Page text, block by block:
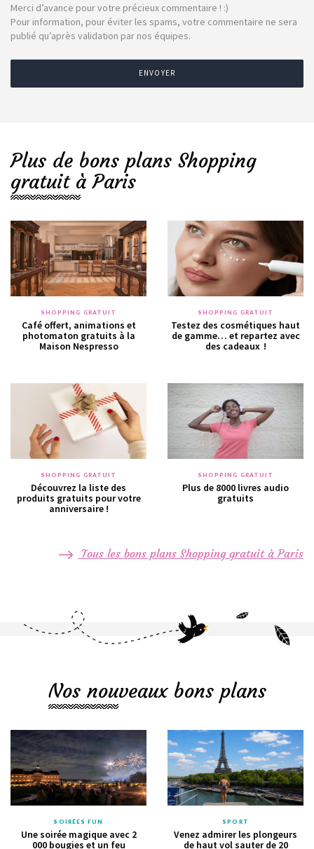
Merci d’avance pour votre précieux commentaire ! :)
Pour information, pour éviter les spams, votre commentaire ne sera
publié qu’après validation par nos équipes.
ENVOYER
Plus de bons plans Shopping
gratuit à Paris
SHOPPING GRATUIT
Café offert, animations et
photomaton gratuits à la
Maison Nespresso
SHOPPING GRATUIT
Testez des cosmétiques haut
de gamme… et repartez avec
des cadeaux !
SHOPPING GRATUIT
Découvrez la liste des
produits gratuits pour votre
anniversaire !
SHOPPING GRATUIT
Plus de 8000 livres audio
gratuits
Tous les bons plans Shopping gratuit à Paris
Nos nouveaux bons plans
SOIRÉES FUN
Une soirée magique avec 2
000 bougies et un feu
SPORT
Venez admirer les plongeurs
de haut vol sauter de 20